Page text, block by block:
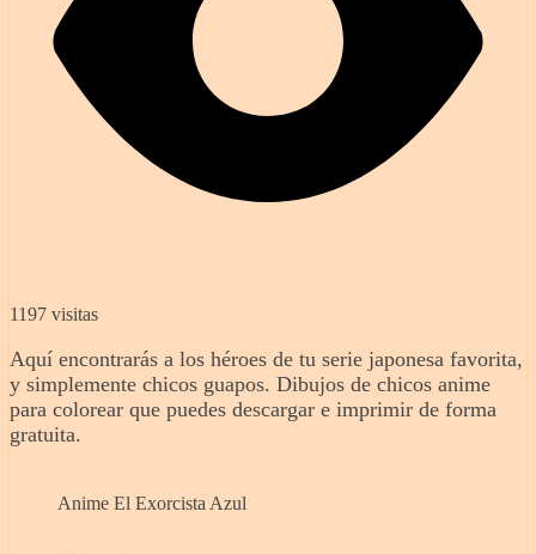
1197 visitas
Aquí encontrarás a los héroes de tu serie japonesa favorita,
y simplemente chicos guapos. Dibujos de chicos anime
para colorear que puedes descargar e imprimir de forma
gratuita.
Anime El Exorcista Azul